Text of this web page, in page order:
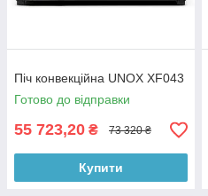
Піч конвекційна UNOX XF043
Готово до відправки
55 723,20 ₴ 73 320 ₴
Купити